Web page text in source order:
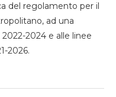
del regolamento per il
ad una
2024 e alle linee
2026.